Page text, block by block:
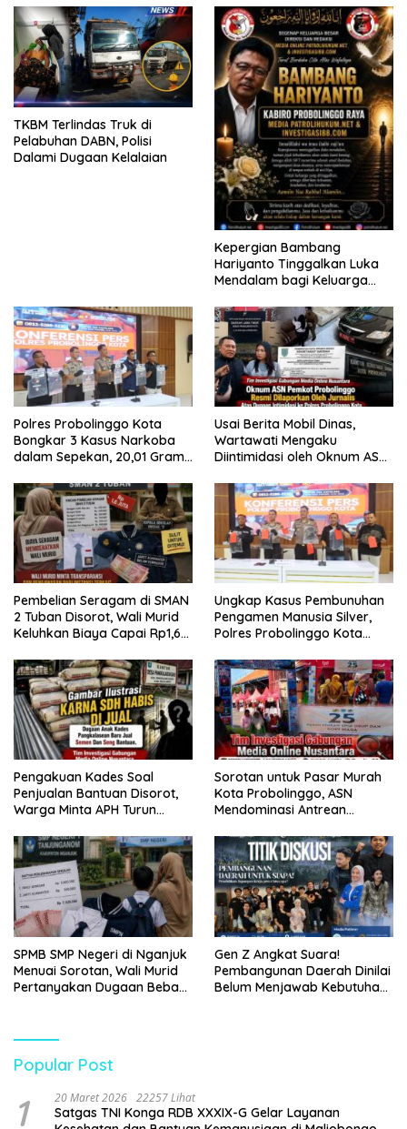
MENGAMUK DI PN MALANG
TKBM Terlindas Truk di
Pelabuhan DABN, Polisi
Dalami Dugaan Kelalaian
Kepergian Bambang
Hariyanto Tinggalkan Luka
Mendalam bagi Keluarga
Polres Probolinggo Kota
Bongkar 3 Kasus Narkoba
dalam Sepekan, 20,01 Gram
Usai Berita Mobil Dinas,
Wartawati Mengaku
Diintimidasi oleh Oknum ASN
Tempuh Jalur Hukum
Pembelian Seragam di SMAN
2 Tuban Disorot, Wali Murid
Keluhkan Biaya Capai Rp1,6
Ungkap Kasus Pembunuhan
Pengamen Manusia Silver,
Polres Probolinggo Kota
Pengakuan Kades Soal
Penjualan Bantuan Disorot,
Warga Minta APH Turun
Sorotan untuk Pasar Murah
Kota Probolinggo, ASN
Mendominasi Antrean
SPMB SMP Negeri di Nganjuk
Menuai Sorotan, Wali Murid
Pertanyakan Dugaan Beban
Pendidikan
Gen Z Angkat Suara!
Pembangunan Daerah Dinilai
Belum Menjawab Kebutuhan
Popular Post
1 20 Maret 2026 22257 Lihat
Satgas TNI Konga RDB XXXIX-G Gelar Layanan